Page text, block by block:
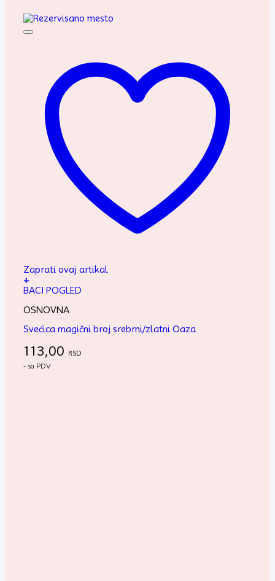
Zaprati ovaj artikal
+
BACI POGLED
OSNOVNA
Svećica magični broj srebrni/zlatni Oaza
113,00 RSD
- sa PDV